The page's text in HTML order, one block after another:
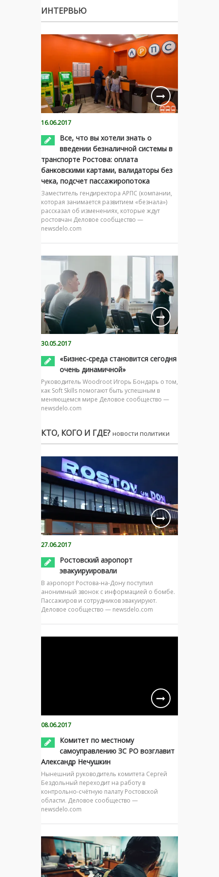
ИНТЕРВЬЮ
16.06.2017
Все, что вы хотели знать о
введении безналичной системы в
транспорте Ростова: оплата
банковскими картами, валидаторы без
чека, подсчет пассажиропотока
Заместитель гендиректора АРПС (компании,
которая занимается развитием «безнала»)
рассказал об изменениях, которые ждут
ростовчан Деловое сообщество —
newsdelo.com
30.05.2017
«Бизнес-среда становится сегодня
очень динамичной»
Руководитель Woodroot Игорь Бондарь о том,
как Soft Skills помогают быть успешным в
меняющемся мире Деловое сообщество —
newsdelo.com
КТО, КОГО И ГДЕ? новости политики
27.06.2017
Ростовский аэропорт
эвакуируировали
В аэропорт Ростова-на-Дону поступил
анонимный звонок с информацией о бомбе.
Пассажиров и сотрудников эвакуируют.
Деловое сообщество — newsdelo.com
08.06.2017
Комитет по местному
самоуправлению ЗС РО возглавит
Александр Нечушкин
Нынешний руководитель комитета Сергей
Бездольный переходит на работу в
контрольно-счётную палату Ростовской
области. Деловое сообщество —
newsdelo.com